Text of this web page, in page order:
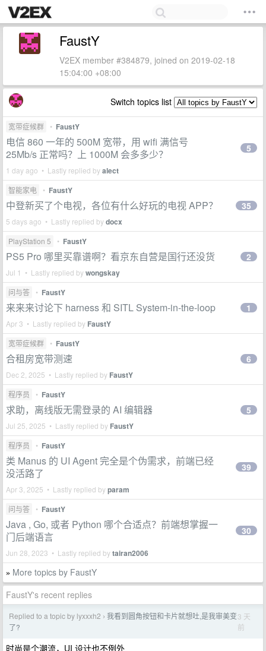
FaustY
V2EX member #384879, joined on 2019-02-18
15:04:00 +08:00
Switch topics list
宽带症候群 • FaustY
电信 860 一年的 500M 宽带，用 wifi 满信号
25Mb/s 正常吗？上 1000M 会多多少？
1 day ago • Lastly replied byalect
5
智能家电 • FaustY
中登新买了个电视，各位有什么好玩的电视 APP？
5 days ago • Lastly replied bydocx
35
PlayStation 5 • FaustY
PS5 Pro 哪里买靠谱啊？看京东自营是国行还没货
Jul 1 • Lastly replied bywongskay
2
问与答 • FaustY
来来来讨论下 harness 和 SITL System-in-the-loop
Apr 3 • Lastly replied by FaustY
1
宽带症候群 • FaustY
合租房宽带测速
Dec 2, 2025 • Lastly replied by FaustY
6
程序员 • FaustY
求助，离线版无需登录的 AI 编辑器
Jul 25, 2025 • Lastly replied by FaustY
5
程序员 • FaustY
类 Manus 的 UI Agent 完全是个伪需求，前端已经
没活路了
Apr 3, 2025 • Lastly replied byparam
39
问与答 • FaustY
Java , Go, 或者 Python 哪个合适点？前端想掌握一
门后端语言
Jun 28, 2023 • Lastly replied bytairan2006
30
» More topics by FaustY
FaustY's recent replies
Replied to a topic by lyxxxh2 › 我看到圆角按钮和卡片就想吐,是我审美变
了?
3 天
前
时尚是个潮流，UI 设计也不例外